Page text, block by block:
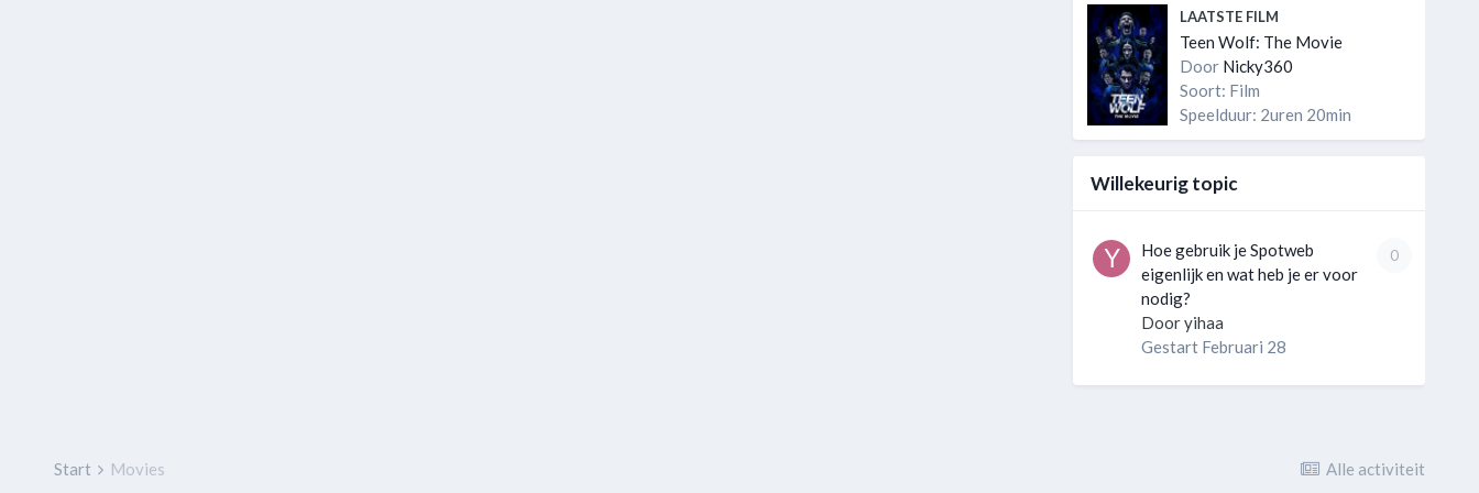
LAATSTE FILM
Teen Wolf: The Movie
Door Nicky360
Soort: Film
Speelduur: 2uren 20min
Willekeurig topic
0
Hoe gebruik je Spotweb
eigenlijk en wat heb je er voor
nodig?
Dooryihaa
Gestart Februari 28
Alle activiteit
Start Movies